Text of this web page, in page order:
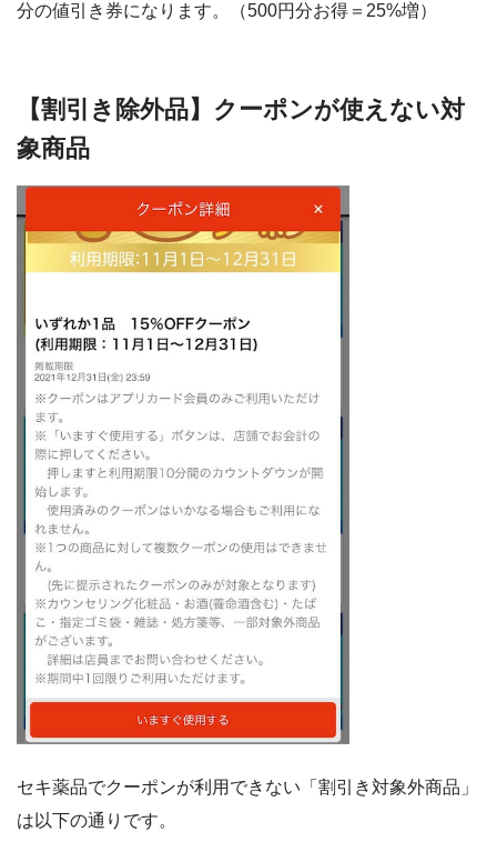
分の値引き券になります。（500円分お得＝25%増）
【割引き除外品】クーポンが使えない対
象商品
セキ薬品でクーポンが利用できない「割引き対象外商品」
は以下の通りです。